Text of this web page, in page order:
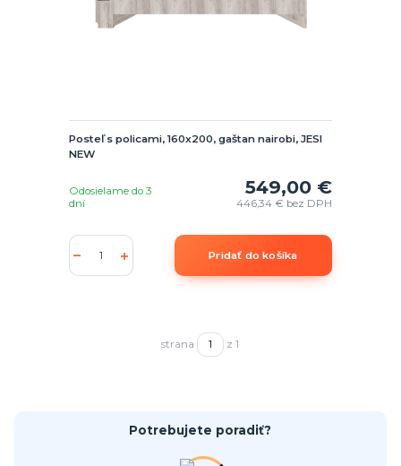
Posteľ s policami, 160x200, gaštan nairobi, JESI
NEW
549,00 €
446,34 € bez DPH
Odosielame do 3
dní
Pridať do košíka
strana z 1
Potrebujete poradiť?